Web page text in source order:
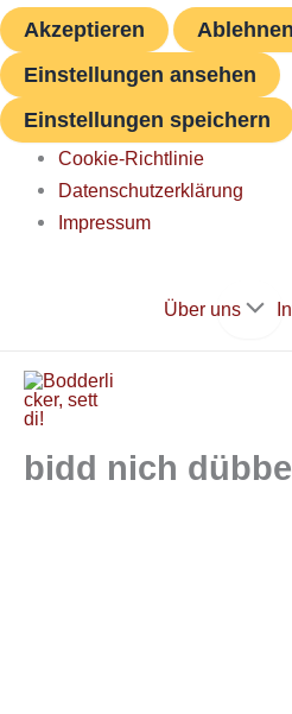
Akzeptieren
Ablehnen
Einstellungen ansehen
Einstellungen speichern
Cookie-Richtlinie
Datenschutzerklärung
Impressum
Über uns
bidd nich